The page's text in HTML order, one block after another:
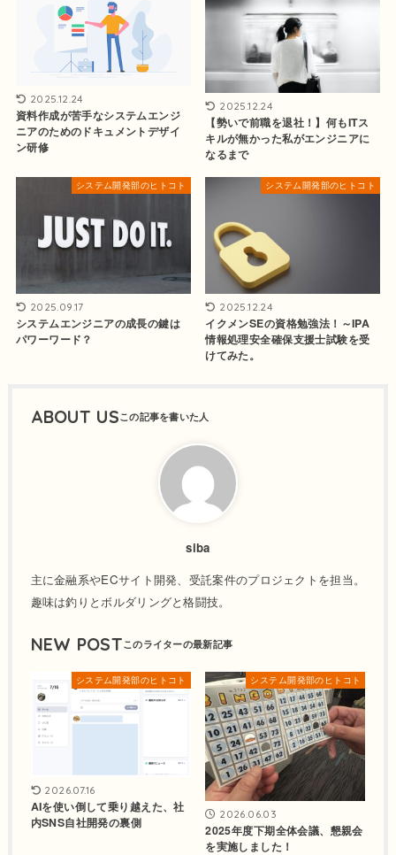
2025.12.24
資料作成が苦手なシステムエンジ
ニアのためのドキュメントデザイ
ン研修
2025.12.24
【勢いで前職を退社！】何もITス
キルが無かった私がエンジニアに
なるまで
システム開発部のヒトコト
2025.09.17
システムエンジニアの成長の鍵は
パワーワード？
システム開発部のヒトコト
2025.12.24
イクメンSEの資格勉強法！～IPA
情報処理安全確保支援士試験を受
けてみた。
ABOUT US
siba
主に金融系やECサイト開発、受託案件のプロジェクトを担当。
趣味は釣りとボルダリングと格闘技。
NEW POST
システム開発部のヒトコト
2026.07.16
AIを使い倒して乗り越えた、社
内SNS自社開発の裏側
システム開発部のヒトコト
2026.06.03
2025年度下期全体会議、懇親会
を実施しました！